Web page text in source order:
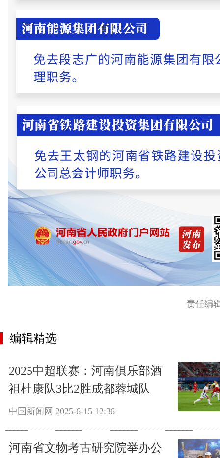
责任编
编辑精选
2025中超联赛：河南俱乐部酒
祖杜康队3比2胜成都蓉城队
中国新闻网 2025-6-15 12:36
河南省文物考古研究院举办公